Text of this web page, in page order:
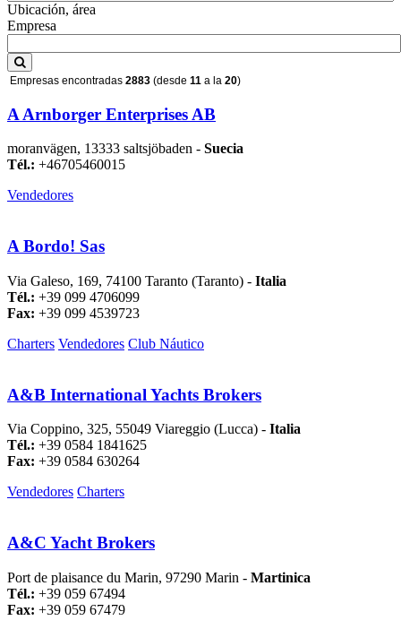
Ubicación, área
Empresa
Empresas encontradas 2883 (desde 11 a la 20)
A Arnborger Enterprises AB
moranvägen, 13333 saltsjöbaden - Suecia
Tél.: +46705460015
Vendedores
A Bordo! Sas
Via Galeso, 169, 74100 Taranto (Taranto) - Italia
Tél.: +39 099 4706099
Fax: +39 099 4539723
Charters Vendedores Club Náutico
A&B International Yachts Brokers
Via Coppino, 325, 55049 Viareggio (Lucca) - Italia
Tél.: +39 0584 1841625
Fax: +39 0584 630264
Vendedores Charters
A&C Yacht Brokers
Port de plaisance du Marin, 97290 Marin - Martinica
Tél.: +39 059 67494
Fax: +39 059 67479